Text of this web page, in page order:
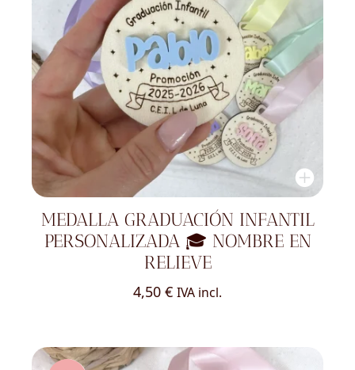
MEDALLA GRADUACIÓN INFANTIL
PERSONALIZADA 🎓 NOMBRE EN
RELIEVE
4,50 € IVA incl.